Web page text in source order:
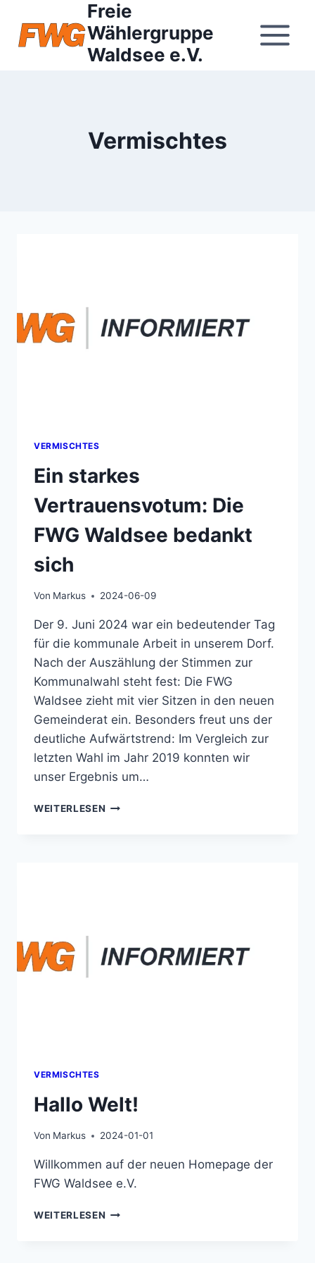
Inhalt
springen
Freie
Wählergruppe
Waldsee e.V.
Vermischtes
VERMISCHTES
Ein starkes
Vertrauensvotum: Die
FWG Waldsee bedankt
sich
Von Markus 2024-06-09
Der 9. Juni 2024 war ein bedeutender Tag
für die kommunale Arbeit in unserem Dorf.
Nach der Auszählung der Stimmen zur
Kommunalwahl steht fest: Die FWG
Waldsee zieht mit vier Sitzen in den neuen
Gemeinderat ein. Besonders freut uns der
deutliche Aufwärtstrend: Im Vergleich zur
letzten Wahl im Jahr 2019 konnten wir
unser Ergebnis um…
WEITERLESEN EIN
VERMISCHTES
Hallo Welt!
Von Markus 2024-01-01
Willkommen auf der neuen Homepage der
FWG Waldsee e.V.
WEITERLESEN HALLO